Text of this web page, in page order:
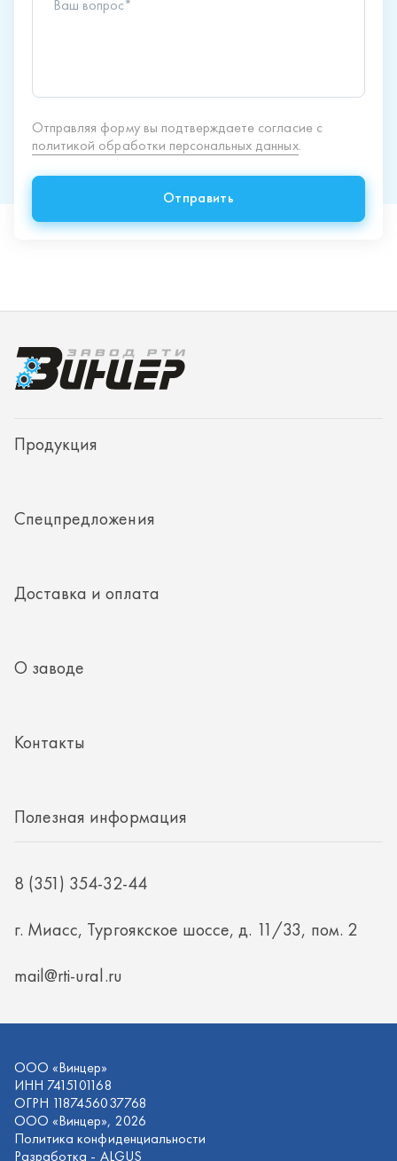
Спецпредложения
Доставка и оплата
8 (351) 354-32-44
ИНН 7415101168
ОГРН 1187456037768
Политика конфиденциальности